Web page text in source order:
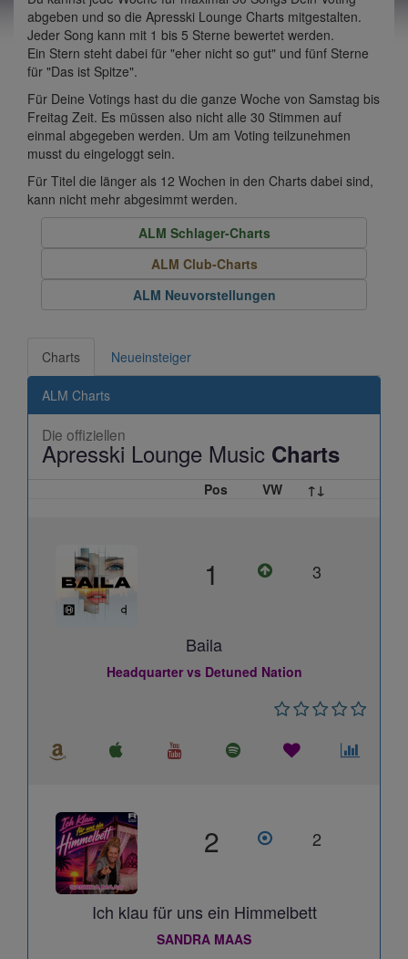
abgeben und so die Apresski Lounge Charts mitgestalten.
Jeder Song kann mit 1 bis 5 Sterne bewertet werden.
Ein Stern steht dabei für "eher nicht so gut" und fünf Sterne
für "Das ist Spitze".
Für Deine Votings hast du die ganze Woche von Samstag bis
Freitag Zeit. Es müssen also nicht alle 30 Stimmen auf
einmal abgegeben werden. Um am Voting teilzunehmen
musst du eingeloggt sein.
Für Titel die länger als 12 Wochen in den Charts dabei sind,
kann nicht mehr abgesimmt werden.
ALM Schlager-Charts
ALM Club-Charts
ALM Neuvorstellungen
Charts Neueinsteiger
ALM Charts
Die offiziellen
Apresski Lounge Music Charts
Pos VW ↑↓
1 3
Baila
Headquarter vs Detuned Nation
2 2
Ich klau für uns ein Himmelbett
SANDRA MAAS